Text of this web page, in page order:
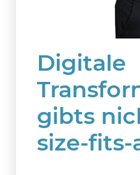
Digitale
gibts
size-fits-